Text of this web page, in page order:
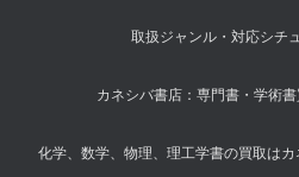
取扱ジャンル・対応シチ
カネシバ書店：専門書・学術
化学、数学、物理、理工学書の買取は